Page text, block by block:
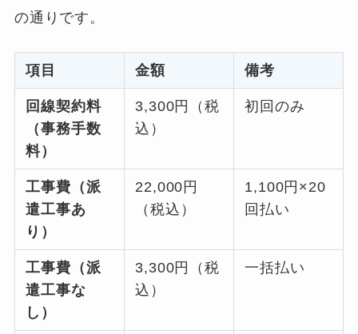
の通りです。
項目 金額 備考
回線契約料
（事務手数
料）
3,300円（税
込）
初回のみ
工事費（派
遣工事あ
り）
22,000円
（税込）
1,100円×20
回払い
工事費（派
遣工事な
し）
3,300円（税
込）
一括払い